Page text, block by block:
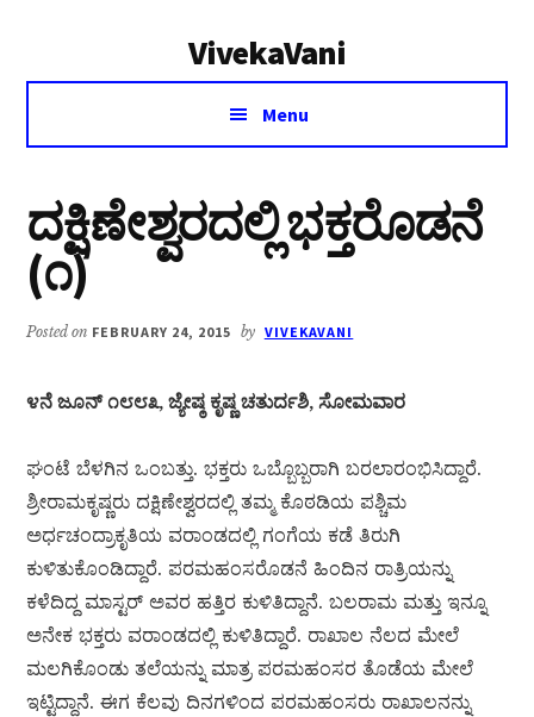
VivekaVani
Voice
Vivekananda
Menu
ದಕ್ಷಿಣೇಶ್ವರದಲ್ಲಿ ಭಕ್ತರೊಡನೆ
(೧)
Posted on FEBRUARY 24, 2015 by VIVEKAVANI
೪ನೆ ಜೂನ್ ೧೮೮೩, ಜ್ಯೇಷ್ಠ ಕೃಷ್ಣ ಚತುರ್ದಶಿ, ಸೋಮವಾರ
ಘಂಟೆ ಬೆಳಗಿನ ಒಂಬತ್ತು. ಭಕ್ತರು ಒಬ್ಬೊಬ್ಬರಾಗಿ ಬರಲಾರಂಭಿಸಿದ್ದಾರೆ.
ಶ್ರೀರಾಮಕೃಷ್ಣರು ದಕ್ಷಿಣೇಶ್ವರದಲ್ಲಿ ತಮ್ಮ ಕೊಠಡಿಯ ಪಶ್ಚಿಮ
ಅರ್ಧಚಂದ್ರಾಕೃತಿಯ ವರಾಂಡದಲ್ಲಿ ಗಂಗೆಯ ಕಡೆ ತಿರುಗಿ
ಕುಳಿತುಕೊಂಡಿದ್ದಾರೆ. ಪರಮಹಂಸರೊಡನೆ ಹಿಂದಿನ ರಾತ್ರಿಯನ್ನು
ಕಳೆದಿದ್ದ ಮಾಸ್ಟರ್ ಅವರ ಹತ್ತಿರ ಕುಳಿತಿದ್ದಾನೆ. ಬಲರಾಮ ಮತ್ತು ಇನ್ನೂ
ಅನೇಕ ಭಕ್ತರು ವರಾಂಡದಲ್ಲಿ ಕುಳಿತಿದ್ದಾರೆ. ರಾಖಾಲ ನೆಲದ ಮೇಲೆ
ಮಲಗಿಕೊಂಡು ತಲೆಯನ್ನು ಮಾತ್ರ ಪರಮಹಂಸರ ತೊಡೆಯ ಮೇಲೆ
ಇಟ್ಟಿದ್ದಾನೆ. ಈಗ ಕೆಲವು ದಿನಗಳಿಂದ ಪರಮಹಂಸರು ರಾಖಾಲನನ್ನು